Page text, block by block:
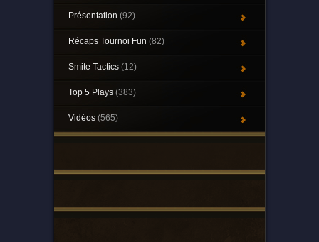
Présentation (92)
Récaps Tournoi Fun (82)
Smite Tactics (12)
Top 5 Plays (383)
Vidéos (565)